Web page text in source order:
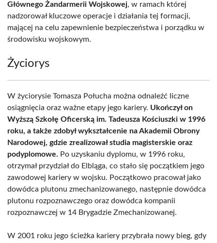
Głównego Żandarmerii Wojskowej, w ramach której
nadzorował kluczowe operacje i działania tej formacji,
mającej na celu zapewnienie bezpieczeństwa i porządku w
środowisku wojskowym.
Życiorys
W życiorysie Tomasza Połucha można odnaleźć liczne
osiągnięcia oraz ważne etapy jego kariery. Ukończył on
Wyższą Szkołę Oficerską im. Tadeusza Kościuszki w 1996
roku, a także zdobył wykształcenie na Akademii Obrony
Narodowej, gdzie zrealizował studia magisterskie oraz
podyplomowe. Po uzyskaniu dyplomu, w 1996 roku,
otrzymał przydział do Elbląga, co stało się początkiem jego
zawodowej kariery w wojsku. Początkowo pracował jako
dowódca plutonu zmechanizowanego, następnie dowódca
plutonu rozpoznawczego oraz dowódca kompanii
rozpoznawczej w 14 Brygadzie Zmechanizowanej.
W 2001 roku jego ścieżka kariery przybrała nowy bieg, gdy